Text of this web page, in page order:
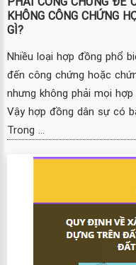
KHÔNG CÔNG CHỨNG
GÌ?
Nhiều loại hợp đồng phổ
đến công chứng hoặc
nhưng không phải mọi
Vậy hợp đồng dân sự có
Trong ...